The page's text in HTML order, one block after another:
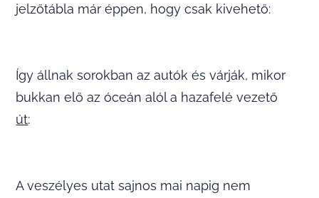
jelzőtábla már éppen, hogy csak kivehető:
Így állnak sorokban az autók és várják, mikor
bukkan elő az óceán alól a hazafelé vezető
út:
A veszélyes utat sajnos mai napig nem